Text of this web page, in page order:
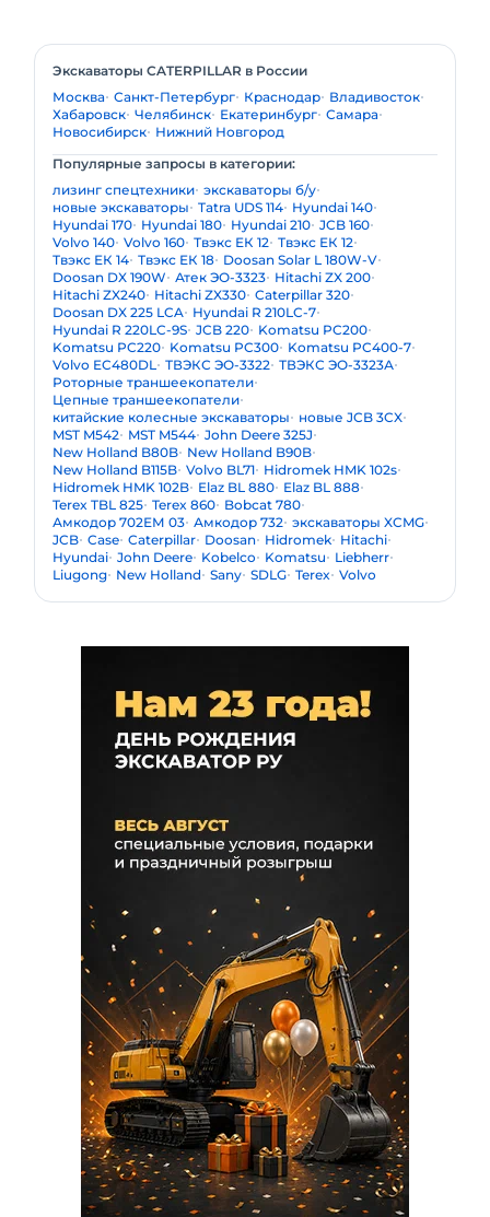
Экскаваторы CATERPILLAR в России
Москва Санкт-Петербург Краснодар Владивосток
Хабаровск Челябинск Екатеринбург Самара
Новосибирск Нижний Новгород
Популярные запросы в категории:
лизинг спецтехники экскаваторы б/у
новые экскаваторы Tatra UDS 114 Hyundai 140
Hyundai 170 Hyundai 180 Hyundai 210 JCB 160
Volvo 140 Volvo 160 Твэкс ЕК 12 Твэкс ЕК 12
Твэкс ЕК 14 Твэкс ЕК 18 Doosan Solar L 180W-V
Doosan DX 190W Атек ЭО-3323 Hitachi ZX 200
Hitachi ZX240 Hitachi ZX330 Caterpillar 320
Doosan DX 225 LCA Hyundai R 210LC-7
Hyundai R 220LC-9S JCB 220 Komatsu PC200
Komatsu PC220 Komatsu PC300 Komatsu PC400-7
Volvo EC480DL ТВЭКС ЭО-3322 ТВЭКС ЭО-3323А
Роторные траншеекопатели
Цепные траншеекопатели
китайские колесные экскаваторы
новые JCB 3CX
MST M542 MST M544 John Deere 325J
New Holland B80B New Holland B90B
New Holland B115B Volvo BL71 Hidromek HMK 102s
Hidromek HMK 102B Elaz BL 880 Elaz BL 888
Terex TBL 825 Terex 860 Bobcat 780
Амкодор 702ЕМ 03 Амкодор 732 экскаваторы XCMG
JCB Case Caterpillar Doosan Hidromek Hitachi
Hyundai John Deere Kobelco Komatsu
Liebherr
Liugong New Holland Sany SDLG Terex Volvo